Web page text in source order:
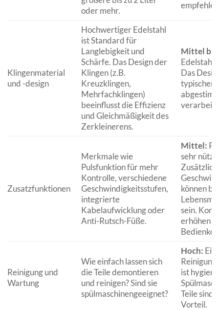
oder mehr.
Klingenmaterial
und -design
Hochwertiger Edelstahl
ist Standard für
Langlebigkeit und
Schärfe. Das Design der
Klingen (z.B.
Kreuzklingen,
Mehrfachklingen)
beeinflusst die Effizienz
und Gleichmäßigkeit des
Zerkleinerens.
Mittel bis
Edelstahl
Das
typischen
Zusatzfunktionen
Merkmale wie
Pulsfunktion für mehr
Kontrolle, verschiedene
Geschwindigkeitsstufen,
integrierte
Kabelaufwicklung oder
Anti-Rutsch-Füße.
Mittel:
sehr
können
sein.
erhöhen
Reinigung und
Wartung
Wie einfach lassen sich
die Teile demontieren
und reinigen? Sind sie
spülmaschinengeeignet?
Hoch:
ist
Teile sind
Vorteil.